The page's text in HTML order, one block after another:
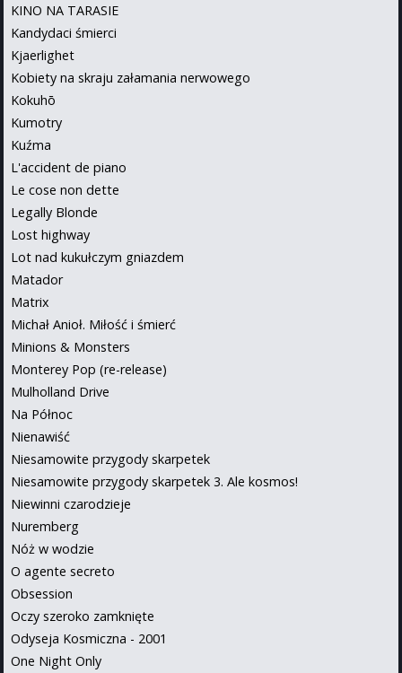
KINO NA TARASIE
Kandydaci śmierci
Kjaerlighet
Kobiety na skraju załamania nerwowego
Kokuhō
Kumotry
Kuźma
L'accident de piano
Le cose non dette
Legally Blonde
Lost highway
Lot nad kukułczym gniazdem
Matador
Matrix
Michał Anioł. Miłość i śmierć
Minions & Monsters
Monterey Pop (re-release)
Mulholland Drive
Na Północ
Nienawiść
Niesamowite przygody skarpetek
Niesamowite przygody skarpetek 3. Ale kosmos!
Niewinni czarodzieje
Nuremberg
Nóż w wodzie
O agente secreto
Obsession
Oczy szeroko zamknięte
Odyseja Kosmiczna - 2001
One Night Only